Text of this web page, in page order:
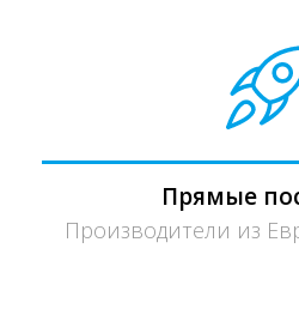
Прямые
Производители из